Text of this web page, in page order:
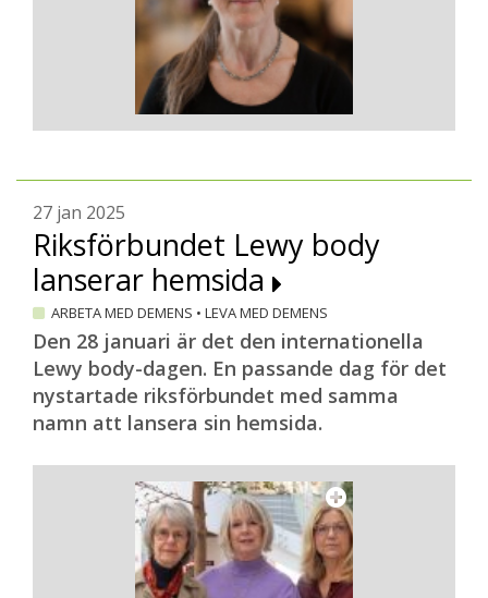
27 jan 2025
Riksförbundet Lewy body
lanserar hemsida
ARBETA MED DEMENS • LEVA MED DEMENS
Den 28 januari är det den internationella
Lewy body-dagen. En passande dag för det
nystartade riksförbundet med samma
namn att lansera sin hemsida.